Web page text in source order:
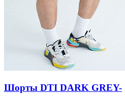
Шорты DTI DARK GREY-